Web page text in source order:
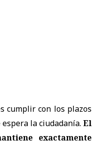
cumplir con los plazos
la ciudadanía. El
exactamente